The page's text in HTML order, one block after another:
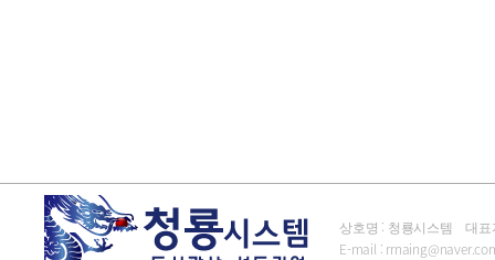
상호명 : 청룡시스템 대표
E-mail :